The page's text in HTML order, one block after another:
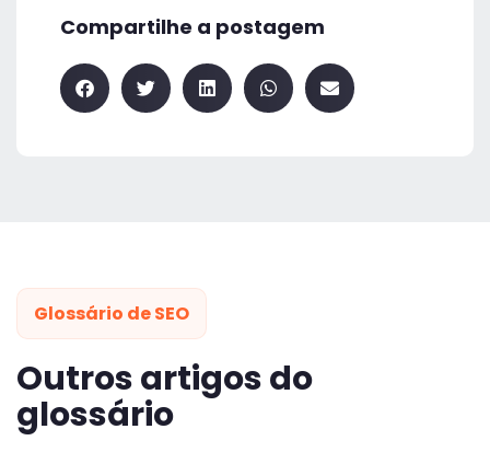
Compartilhe a postagem
Glossário de SEO
Outros artigos do
glossário